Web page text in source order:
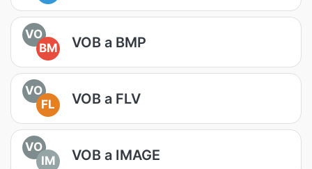
VO
BM
VOB a BMP
VO
FL
VOB a FLV
VO
IM
VOB a IMAGE